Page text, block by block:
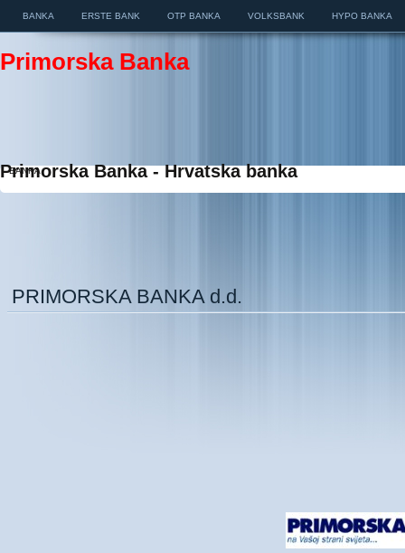
BANKA ERSTE BANK OTP BANKA VOLKSBANK HYPO BANKA
Primorska Banka
Primorska Banka - Hrvatska banka
BANKA
PRIMORSKA BANKA d.d.